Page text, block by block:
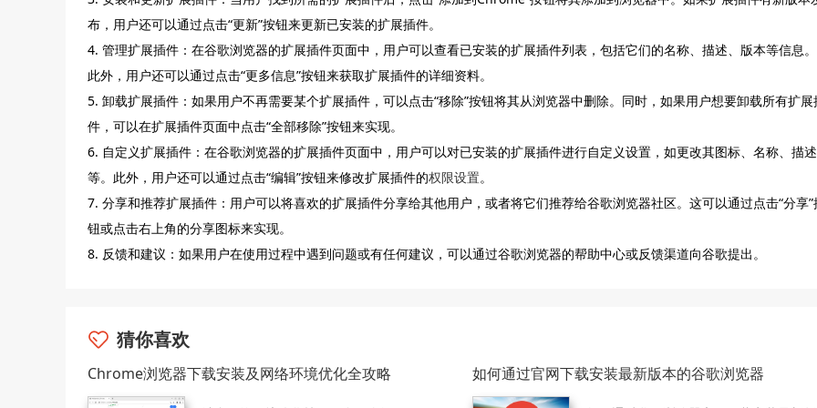
布，用户还可以通过点击“更新”按钮来更新已安装的扩展插件。
4. 管理扩展插件：在谷歌浏览器的扩展插件页面中，用户可以查看已安装的扩展插件列表，包括它们的名称、描述、版本等信息。
此外，用户还可以通过点击“更多信息”按钮来获取扩展插件的详细资料。
5. 卸载扩展插件：如果用户不再需要某个扩展插件，可以点击“移除”按钮将其从浏览器中删除。同时，如果用户想要卸载所有扩展
件，可以在扩展插件页面中点击“全部移除”按钮来实现。
6. 自定义扩展插件：在谷歌浏览器的扩展插件页面中，用户可以对已安装的扩展插件进行自定义设置，如更改其图标、名称、描述
等。此外，用户还可以通过点击“编辑”按钮来修改扩展插件的权限设置。
7. 分享和推荐扩展插件：用户可以将喜欢的扩展插件分享给其他用户，或者将它们推荐给谷歌浏览器社区。这可以通过点击“分享”
钮或点击右上角的分享图标来实现。
8. 反馈和建议：如果用户在使用过程中遇到问题或有任何建议，可以通过谷歌浏览器的帮助中心或反馈渠道向谷歌提出。
猜你喜欢
Chrome浏览器下载安装及网络环境优化全攻略 如何通过官网下载安装最新版本的谷歌浏览器